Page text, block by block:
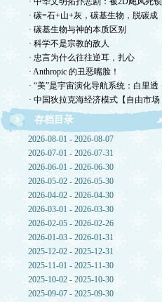
· 碳=石+山+灰，碳基生物，脱碳成
· 碳基生物与神的本质区别
· 科学不是宗教的敌人
· 忠言为什么往往逆耳，扎心
· Anthropic 的丑恶嘴脸！
· “美”是宇宙演化导航系统：白里透
· 中国狄拉克海经济模式【自由市场
存档目录
2026-08-01 - 2026-08-07
2026-07-01 - 2026-07-31
2026-06-01 - 2026-06-30
2026-05-02 - 2026-05-30
2026-04-02 - 2026-04-30
2026-03-01 - 2026-03-30
2026-02-05 - 2026-02-26
2026-01-03 - 2026-01-31
2025-12-02 - 2025-12-31
2025-11-01 - 2025-11-30
2025-10-02 - 2025-10-30
2025-09-07 - 2025-09-30